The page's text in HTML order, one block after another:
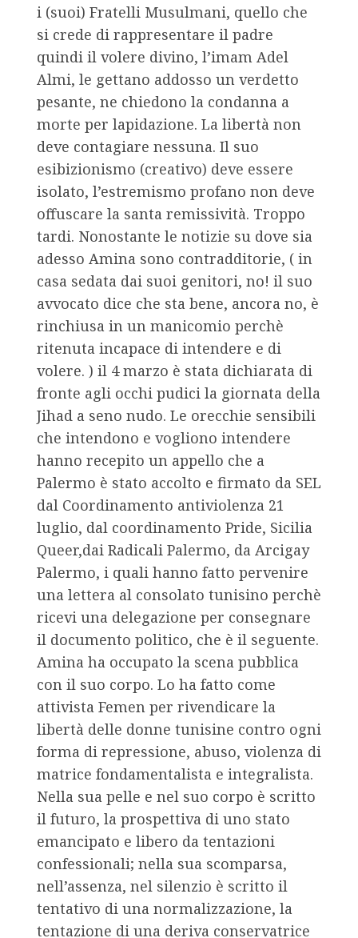
i (suoi) Fratelli Musulmani, quello che
si crede di rappresentare il padre
quindi il volere divino, l’imam Adel
Almi, le gettano addosso un verdetto
pesante, ne chiedono la condanna a
morte per lapidazione. La libertà non
deve contagiare nessuna. Il suo
esibizionismo (creativo) deve essere
isolato, l’estremismo profano non deve
offuscare la santa remissività. Troppo
tardi. Nonostante le notizie su dove sia
adesso Amina sono contradditorie, ( in
casa sedata dai suoi genitori, no! il suo
avvocato dice che sta bene, ancora no, è
rinchiusa in un manicomio perchè
ritenuta incapace di intendere e di
volere. ) il 4 marzo è stata dichiarata di
fronte agli occhi pudici la giornata della
Jihad a seno nudo. Le orecchie sensibili
che intendono e vogliono intendere
hanno recepito un appello che a
Palermo è stato accolto e firmato da SEL
dal Coordinamento antiviolenza 21
luglio, dal coordinamento Pride, Sicilia
Queer,dai Radicali Palermo, da Arcigay
Palermo, i quali hanno fatto pervenire
una lettera al consolato tunisino perchè
ricevi una delegazione per consegnare
il documento politico, che è il seguente.
Amina ha occupato la scena pubblica
con il suo corpo. Lo ha fatto come
attivista Femen per rivendicare la
libertà delle donne tunisine contro ogni
forma di repressione, abuso, violenza di
matrice fondamentalista e integralista.
Nella sua pelle e nel suo corpo è scritto
il futuro, la prospettiva di uno stato
emancipato e libero da tentazioni
confessionali; nella sua scomparsa,
nell’assenza, nel silenzio è scritto il
tentativo di una normalizzazione, la
tentazione di una deriva conservatrice